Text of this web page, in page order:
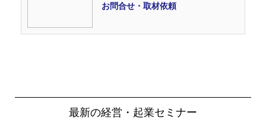
お問合せ・取材依頼
最新の経営・起業セミナー